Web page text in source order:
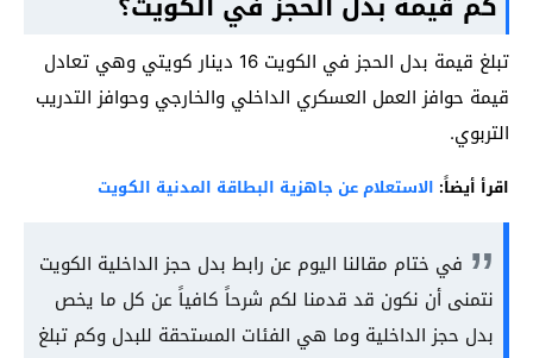
تبلغ قيمة بدل الحجز في الكويت 16 دينار كويتي وهي تعادل
قيمة حوافز العمل العسكري الداخلي والخارجي وحوافز التدريب
التربوي.
اقرأ أيضاً: الاستعلام عن جاهزية البطاقة المدنية الكويت
في ختام مقالنا اليوم عن رابط بدل حجز الداخلية الكويت
نتمنى أن نكون قد قدمنا لكم شرحاً كافياً عن كل ما يخص
بدل حجز الداخلية وما هي الفئات المستحقة للبدل وكم تبلغ